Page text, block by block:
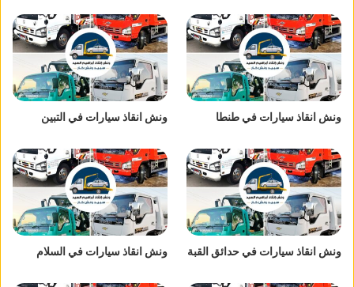
ونش انقاذ سيارات في طنطا ونش انقاذ سيارات في التبين
ونش انقاذ سيارات في حدائق القبة ونش انقاذ سيارات في السلام